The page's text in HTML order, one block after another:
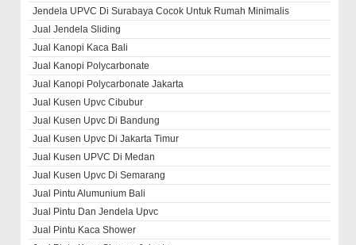
Jendela UPVC Di Surabaya Cocok Untuk Rumah Minimalis
Jual Jendela Sliding
Jual Kanopi Kaca Bali
Jual Kanopi Polycarbonate
Jual Kanopi Polycarbonate Jakarta
Jual Kusen Upvc Cibubur
Jual Kusen Upvc Di Bandung
Jual Kusen Upvc Di Jakarta Timur
Jual Kusen UPVC Di Medan
Jual Kusen Upvc Di Semarang
Jual Pintu Alumunium Bali
Jual Pintu Dan Jendela Upvc
Jual Pintu Kaca Shower